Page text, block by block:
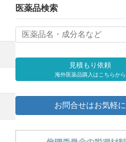
医薬品検索
見積もり依頼
海外医薬品購入はこちらから
お問合せはお気軽に